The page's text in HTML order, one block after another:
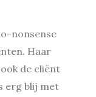
nonsense
Haar
de cliënt
erg blij met